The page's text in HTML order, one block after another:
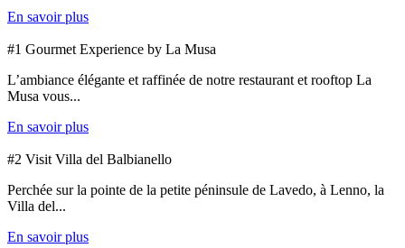
En savoir plus
#1 Gourmet Experience by La Musa
L’ambiance élégante et raffinée de notre restaurant et rooftop La
Musa vous...
En savoir plus
#2 Visit Villa del Balbianello
Perchée sur la pointe de la petite péninsule de Lavedo, à Lenno, la
Villa del...
En savoir plus